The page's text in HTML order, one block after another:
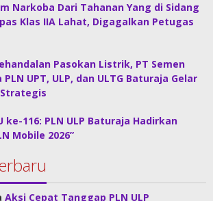
Narkoba Dari Tahanan Yang di Sidang
Klas IIA Lahat, Digagalkan Petugas
Pasokan Listrik, PT Semen
UPT, ULP, dan ULTG Baturaja Gelar
ke-116: PLN ULP Baturaja Hadirkan
Mobile 2026”
Aksi Cepat Tanggap PLN ULP